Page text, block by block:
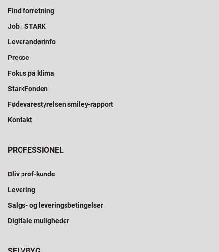
Find forretning
Job i STARK
Leverandørinfo
Presse
Fokus på klima
StarkFonden
Fødevarestyrelsen smiley-rapport
Kontakt
PROFESSIONEL
Bliv prof-kunde
Levering
Salgs- og leveringsbetingelser
Digitale muligheder